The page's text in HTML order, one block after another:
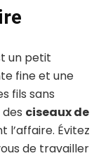
un petit
fine et une
fils sans
ciseaux de
l’affaire. Évitez
de travailler